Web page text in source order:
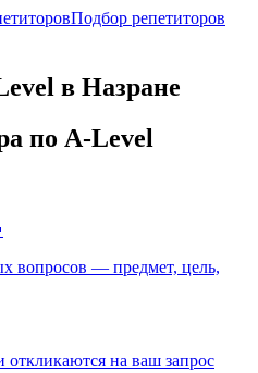
Подбор репетиторов
в Назране
по A-Level
вопросов — предмет, цель,
на ваш запрос